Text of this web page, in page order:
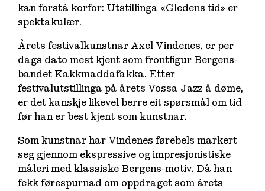
kan forstå korfor: Utstillinga «Gledens tid» er
spektakulær.
Årets festivalkunstnar Axel Vindenes, er per
dags dato mest kjent som frontfigur Bergens-
bandet Kakkmaddafakka. Etter
festivalutstillinga på årets Vossa Jazz å døme,
er det kanskje likevel berre eit spørsmål om tid
før han er best kjent som kunstnar.
Som kunstnar har Vindenes førebels markert
seg gjennom ekspressive og impresjonistiske
måleri med klassiske Bergens-motiv. Då han
fekk førespurnad om oppdraget som årets